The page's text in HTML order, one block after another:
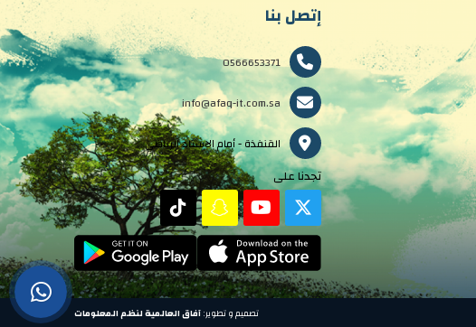
إتصل بنا
0566653371
info@afaq-it.com.sa
القنفذة - أمام الاستاد الرياضي
تجدنا على
تصميم و تطوير:آفاق العالمية لنظم المعلومات